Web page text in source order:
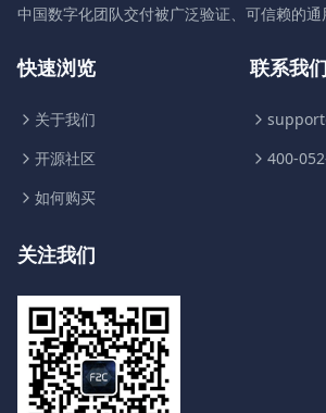
中国数字化团队交付被广泛验证、可信赖的通
快速浏览
关于我们
开源社区
如何购买
联系我们
400-
关注我们